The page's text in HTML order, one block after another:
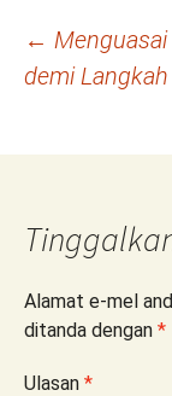
Navigasi
kiriman
←
demi
Alamat e-mel
ditanda dengan *
Ulasan *